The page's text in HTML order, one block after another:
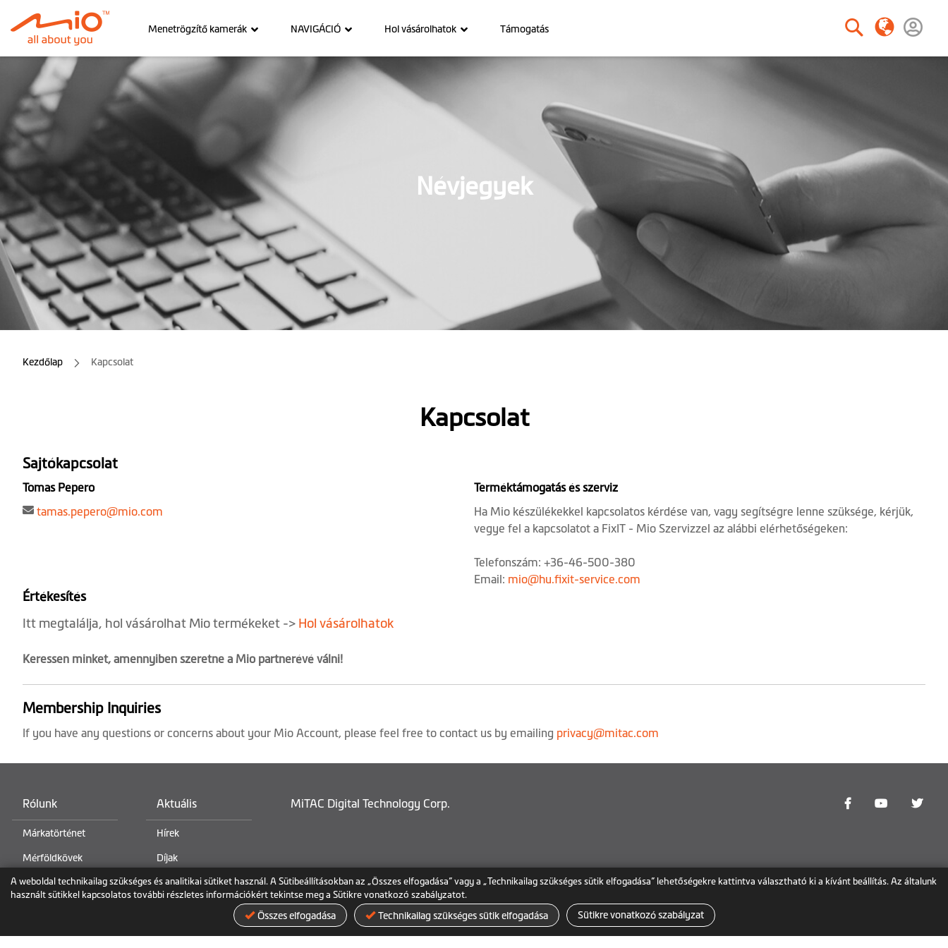
A weboldal technikailag szükséges és analitikai sütiket használ. A Sütibeállításokban az „Összes elfogadása” vagy a „Technikailag szükséges sütik elfogadása” lehetőségekre kattintva választható ki a kívánt beállítás. Az általunk
használt sütikkel kapcsolatos további részletes információkért tekintse meg a Sütikre vonatkozó szabályzatot.
Összes elfogadása Technikailag szükséges sütik elfogadása Sütikre vonatkozó szabályzat
Menetrögzítő kamerák NAVIGÁCIÓ Hol vásárolhatok Támogatás
Névjegyek
Kezdőlap Kapcsolat
Kapcsolat
Sajtókapcsolat
Tomas Pepero
tamas.pepero@mio.com
Terméktámogatás és szerviz
Ha Mio készülékekkel kapcsolatos kérdése van, vagy segítségre lenne szüksége, kérjük,
vegye fel a kapcsolatot a FixIT - Mio Szervizzel az alábbi elérhetőségeken:
Telefonszám: +36-46-500-380
Email: mio@hu.fixit-service.com
Értékesítés
Itt megtalálja, hol vásárolhat Mio termékeket -> Hol vásárolhatok
Keressen minket, amennyiben szeretne a Mio partnerévé válni!
Membership Inquiries
If you have any questions or concerns about your Mio Account, please feel free to contact us by emailing privacy@mitac.com
Rólunk
Márkatörténet
Mérföldkövek
Kapcsolat
Aktuális
Hírek
Díjak
MiTAC Digital Technology Corp.